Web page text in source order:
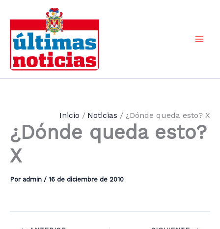
contenido
Inicio Noticias ¿Dónde queda esto? X
¿Dónde queda esto?
X
Por admin / 16 de diciembre de 2010